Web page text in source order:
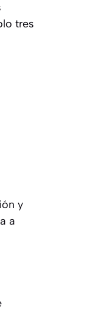
tres
y
a